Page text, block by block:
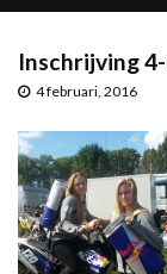
Inschrijving
4 februari, 2016